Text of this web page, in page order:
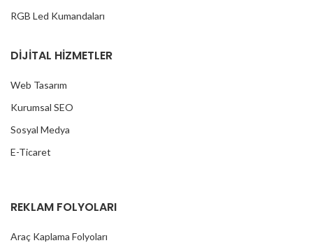
RGB Led Kumandaları
DİJİTAL HİZMETLER
Web Tasarım
Kurumsal SEO
Sosyal Medya
E-Ticaret
REKLAM FOLYOLARI
Araç Kaplama Folyoları